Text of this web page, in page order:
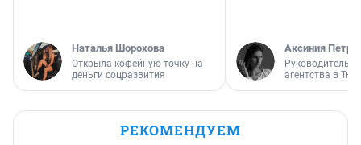
Наталья Шорохова
Открыла кофейную точку на
деньги соцразвития
Аксиния
Руководитель
агентства в
РЕКОМЕНДУЕМ